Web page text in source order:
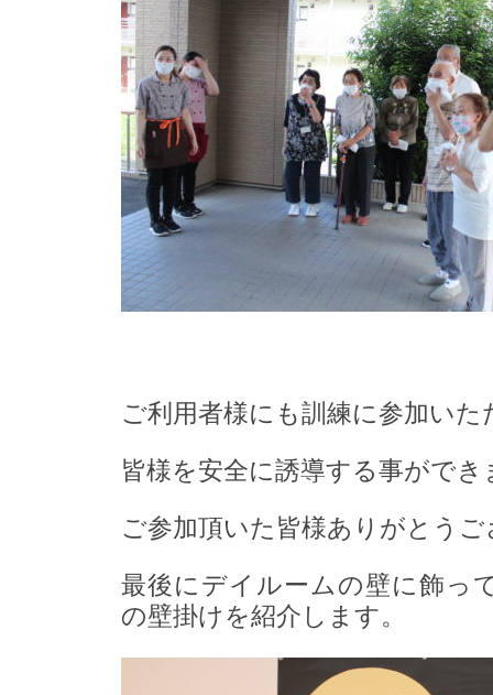
ご利用者様にも訓練に参加い
皆様を安全に誘導する事ができ
ご参加頂いた皆様ありがとう
最後にデイルームの壁に飾っ
の壁掛けを紹介します。